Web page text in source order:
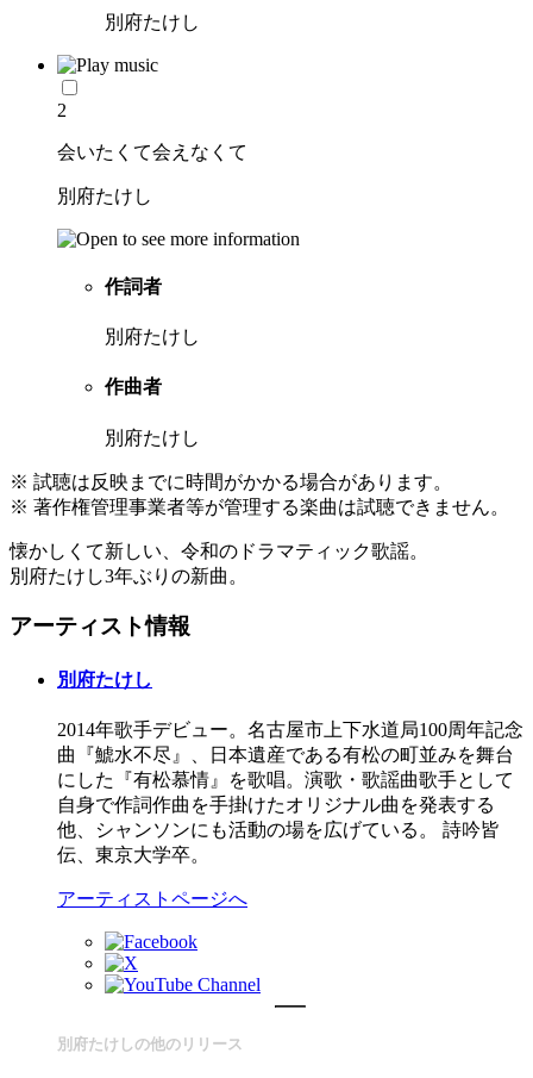
別府たけし
2
会いたくて会えなくて
別府たけし
作詞者
別府たけし
作曲者
別府たけし
※ 試聴は反映までに時間がかかる場合があります。
※ 著作権管理事業者等が管理する楽曲は試聴できません。
懐かしくて新しい、令和のドラマティック歌謡。
別府たけし3年ぶりの新曲。
アーティスト情報
別府たけし
2014年歌手デビュー。名古屋市上下水道局100周年記念
曲『鯱水不尽』、日本遺産である有松の町並みを舞台
にした『有松慕情』を歌唱。演歌・歌謡曲歌手として
自身で作詞作曲を手掛けたオリジナル曲を発表する
他、シャンソンにも活動の場を広げている。 詩吟皆
伝、東京大学卒。
アーティストページへ
別府たけしの他のリリース